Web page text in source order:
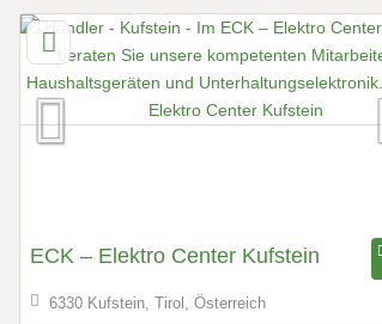
ECK – Elektro Center Kufstein
6330 Kufstein, Tirol, Österreich